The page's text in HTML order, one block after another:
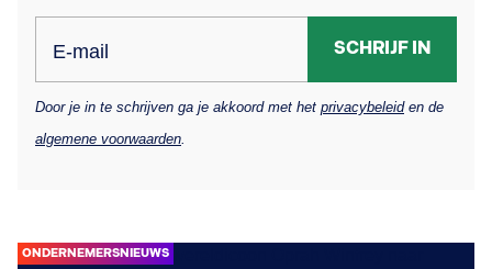
E-mail SCHRIJF IN
Door je in te schrijven ga je akkoord met het privacybeleiden de
algemene voorwaarden
ONDERNEMERSNIEUWS